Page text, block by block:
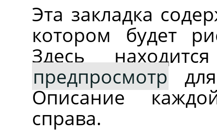
Эта закладка
котором будет
Здесь
предпросмотр
Описание
справа.